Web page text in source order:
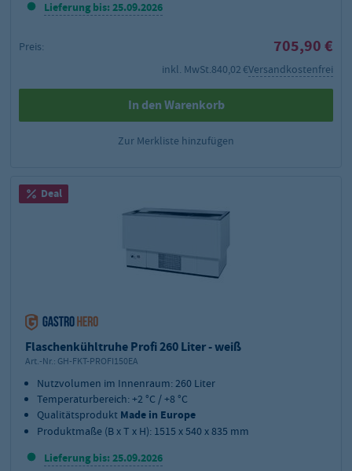
Lieferung bis: 25.09.2026
Preis: 705,90 €
inkl. MwSt.840,02 €Versandkostenfrei
In den Warenkorb
Zur Merkliste hinzufügen
Deal
Flaschenkühltruhe Profi 260 Liter - weiß
Art.-Nr.: GH-FKT-PROFI150EA
Nutzvolumen im Innenraum: 260 Liter
Temperaturbereich: +2 °C / +8 °C
Qualitätsprodukt Made in Europe
Produktmaße (B x T x H): 1515 x 540 x 835 mm
Lieferung bis: 25.09.2026